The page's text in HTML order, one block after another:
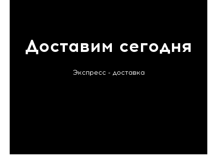
Доставим сегодня
Экспресс - доставка